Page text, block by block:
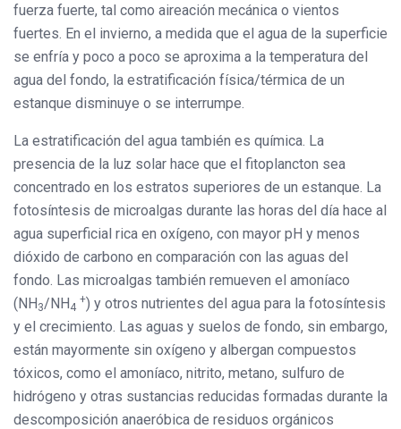
fuerza fuerte, tal como aireación mecánica o vientos
fuertes. En el invierno, a medida que el agua de la superficie
se enfría y poco a poco se aproxima a la temperatura del
agua del fondo, la estratificación física/térmica de un
estanque disminuye o se interrumpe.
La estratificación del agua también es química. La
presencia de la luz solar hace que el fitoplancton sea
concentrado en los estratos superiores de un estanque. La
fotosíntesis de microalgas durante las horas del día hace al
agua superficial rica en oxígeno, con mayor pH y menos
dióxido de carbono en comparación con las aguas del
fondo. Las microalgas también remueven el amoníaco
(NH3/NH4
+) y otros nutrientes del agua para la fotosíntesis
y el crecimiento. Las aguas y suelos de fondo, sin embargo,
están mayormente sin oxígeno y albergan compuestos
tóxicos, como el amoníaco, nitrito, metano, sulfuro de
hidrógeno y otras sustancias reducidas formadas durante la
descomposición anaeróbica de residuos orgánicos